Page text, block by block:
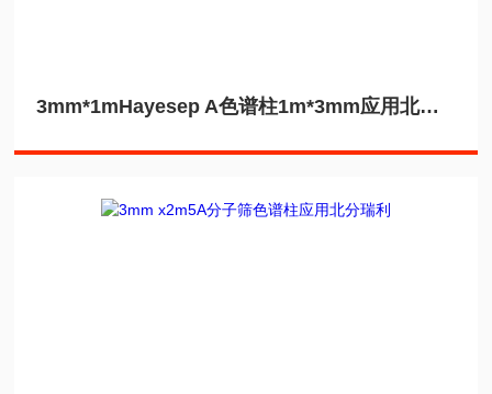
3mm*1mHayesep A色谱柱1m*3mm应用北分瑞利